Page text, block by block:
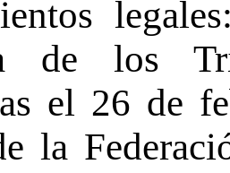
de los
el 26 de
la